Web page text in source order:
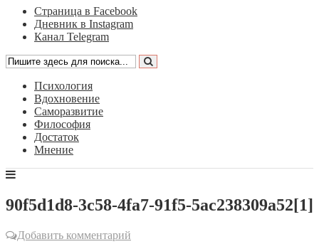
Страница в Facebook
Дневник в Instagram
Канал Telegram
Психология
Вдохновение
Саморазвитие
Философия
Достаток
Мнение
90f5d1d8-3c58-4fa7-91f5-5ac238309a52[1]
Добавить комментарий